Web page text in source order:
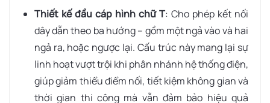
Thiết kế đầu cáp hình chữ T: Cho phép kết nối
dây dẫn theo ba hướng – gồm một ngả vào và hai
ngả ra, hoặc ngược lại. Cấu trúc này mang lại sự
linh hoạt vượt trội khi phân nhánh hệ thống điện,
giúp giảm thiểu điểm nối, tiết kiệm không gian và
thời gian thi công mà vẫn đảm bảo hiệu quả